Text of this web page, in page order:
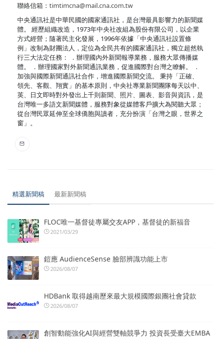
聯絡信箱： timtimcna@mail.cna.com.tw
中央通訊社是中華民國的國家通訊社，是台灣最具影響力的新聞媒
體。 經歷組織改造，1973年中央社改組為股份有限公司，以企業
方式經營；隨著民主化發展，1996年依據「中央通訊社設置條
例」改制為財團法人，定位為全民共有的國家通訊社，獨立超然執
行三大法定任務： ．辦理國內外新聞報導業務，服務大眾傳播媒
體。 ．辦理國家對外新聞通訊業務，促進國際對台灣之瞭解。 ．
加強與國際新聞通訊社合作，增進國際新聞交流。 秉持「正確、
領先、客觀、翔實」的基本原則，中央社專業新聞團隊每天以中、
英、日文即時對外發出上千則新聞、照片、圖表、影音與資訊，是
台灣唯一多語文新聞媒體，服務對象從媒體客戶擴大為閱聽大眾；
從台灣民眾延伸至全球僑胞與讀者，充分扮演「台灣之眼，世界之
窗」。
精選新聞稿 最新新聞稿
FLOC唯一基督徒專屬交友APP，基督徒的新福音
2021/03/29
鎧應 AudienceSense 臉部辨識功能上市
2026/08/07
HDBank 取得越南歷來最大規模國際銀團社會貸款
2026/08/07
創智動能強化AI與經營雙軸競爭力 投資長受臺大EMBA